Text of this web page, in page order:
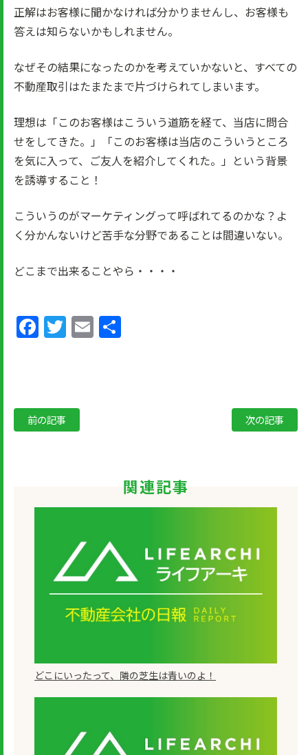
正解はお客様に聞かなければ分かりませんし、お客様も
答えは知らないかもしれません。
なぜその結果になったのかを考えていかないと、すべての
不動産取引はたまたまで片づけられてしまいます。
理想は「このお客様はこういう道筋を経て、当店に問合
せをしてきた。」「このお客様は当店のこういうところ
を気に入って、ご友人を紹介してくれた。」という背景
を誘導すること！
こういうのがマーケティングって呼ばれてるのかな？よ
く分かんないけど苦手な分野であることは間違いない。
どこまで出来ることやら・・・・
Facebook
Twitter
Email
前の記事 次の記事
関連記事
どこにいったって、隣の芝生は青いのよ！